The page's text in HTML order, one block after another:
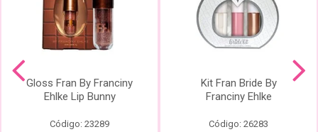
Gloss Fran By Franciny
Ehlke Lip Bunny
Código: 23289
Kit Fran Bride By
Franciny Ehlke
Código: 26283